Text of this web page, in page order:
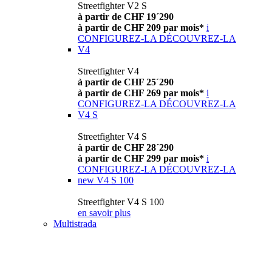
Streetfighter V2 S
à partir de CHF 19´290
à partir de CHF 209 par mois* i
CONFIGUREZ-LA DÉCOUVREZ-LA
V4
Streetfighter V4
à partir de CHF 25´290
à partir de CHF 269 par mois* i
CONFIGUREZ-LA DÉCOUVREZ-LA
V4 S
Streetfighter V4 S
à partir de CHF 28´290
à partir de CHF 299 par mois* i
CONFIGUREZ-LA DÉCOUVREZ-LA
new V4 S 100
Streetfighter V4 S 100
en savoir plus
Multistrada